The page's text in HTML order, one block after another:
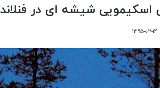
اسکیمویی شیشه­ ای در فنلاند
۱۳۹۵-۰۲-۱۴